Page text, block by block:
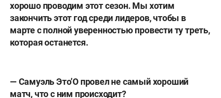
хорошо проводим этот сезон. Мы хотим
закончить этот год среди лидеров, чтобы в
марте с полной уверенностью провести ту треть,
которая останется.
— Самуэль Это’О провел не самый хороший
матч, что с ним происходит?